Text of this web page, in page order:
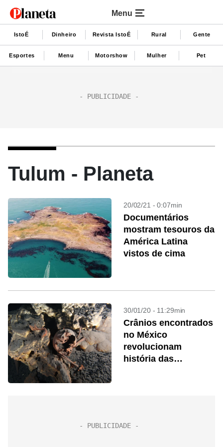
Menu
IstoÉ Dinheiro Revista IstoÉ Rural Gente
Esportes Menu Motorshow Mulher Pet
Tulum - Planeta
20/02/21 - 0:07min
Documentários
mostram tesouros da
América Latina
vistos de cima
30/01/20 - 11:29min
Crânios encontrados
no México
revolucionam
história das